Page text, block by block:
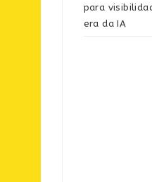
para
era da IA